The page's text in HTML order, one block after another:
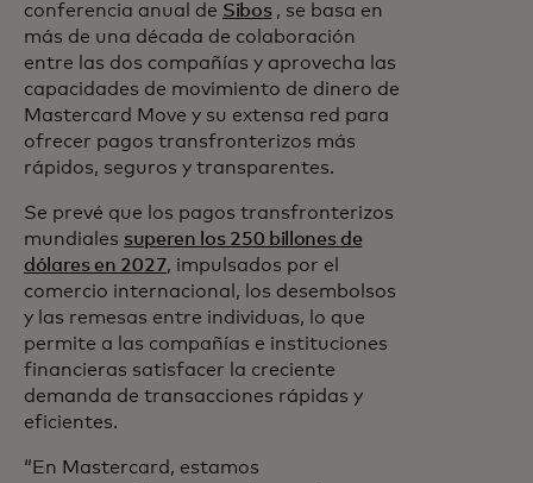
conferencia anual de Sibos, se basa en
más de una década de colaboración
entre las dos compañías y aprovecha las
capacidades de movimiento de dinero de
Mastercard Move y su extensa red para
ofrecer pagos transfronterizos más
rápidos, seguros y transparentes.
Se prevé que los pagos transfronterizos
mundiales superen los 250 billones de
dólares en 2027, impulsados por el
comercio internacional, los desembolsos
y las remesas entre individuas, lo que
permite a las compañías e instituciones
financieras satisfacer la creciente
demanda de transacciones rápidas y
eficientes.
“En Mastercard, estamos